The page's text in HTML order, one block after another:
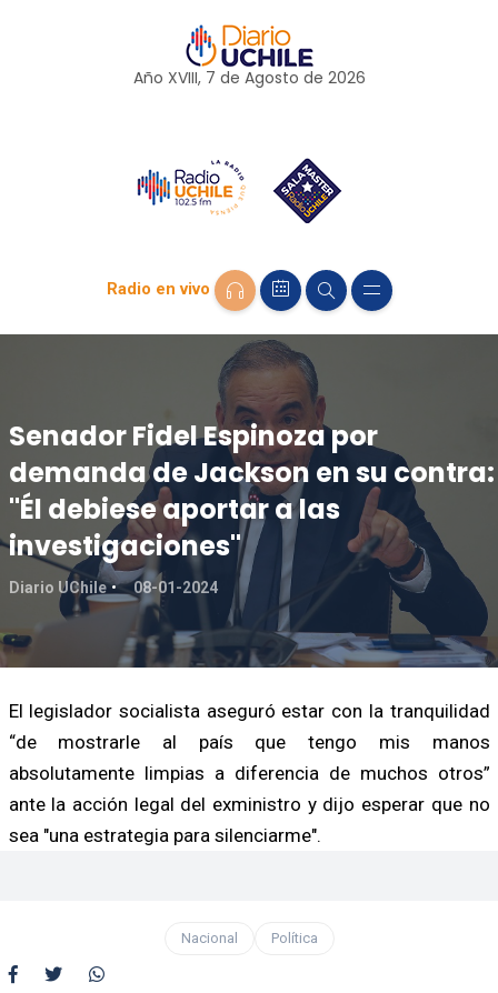
Año XVIII, 7 de Agosto de 2026
Radio en vivo
Senador Fidel Espinoza por
demanda de Jackson en su contra:
"Él debiese aportar a las
investigaciones"
Diario UChile 08-01-2024
El legislador socialista aseguró estar con la tranquilidad
“de mostrarle al país que tengo mis manos
absolutamente limpias a diferencia de muchos otros”
ante la acción legal del exministro y dijo esperar que no
sea "una estrategia para silenciarme".
Nacional Política